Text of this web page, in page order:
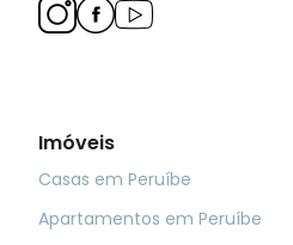
Imóveis
Casas em Peruíbe
Apartamentos em Peruíbe